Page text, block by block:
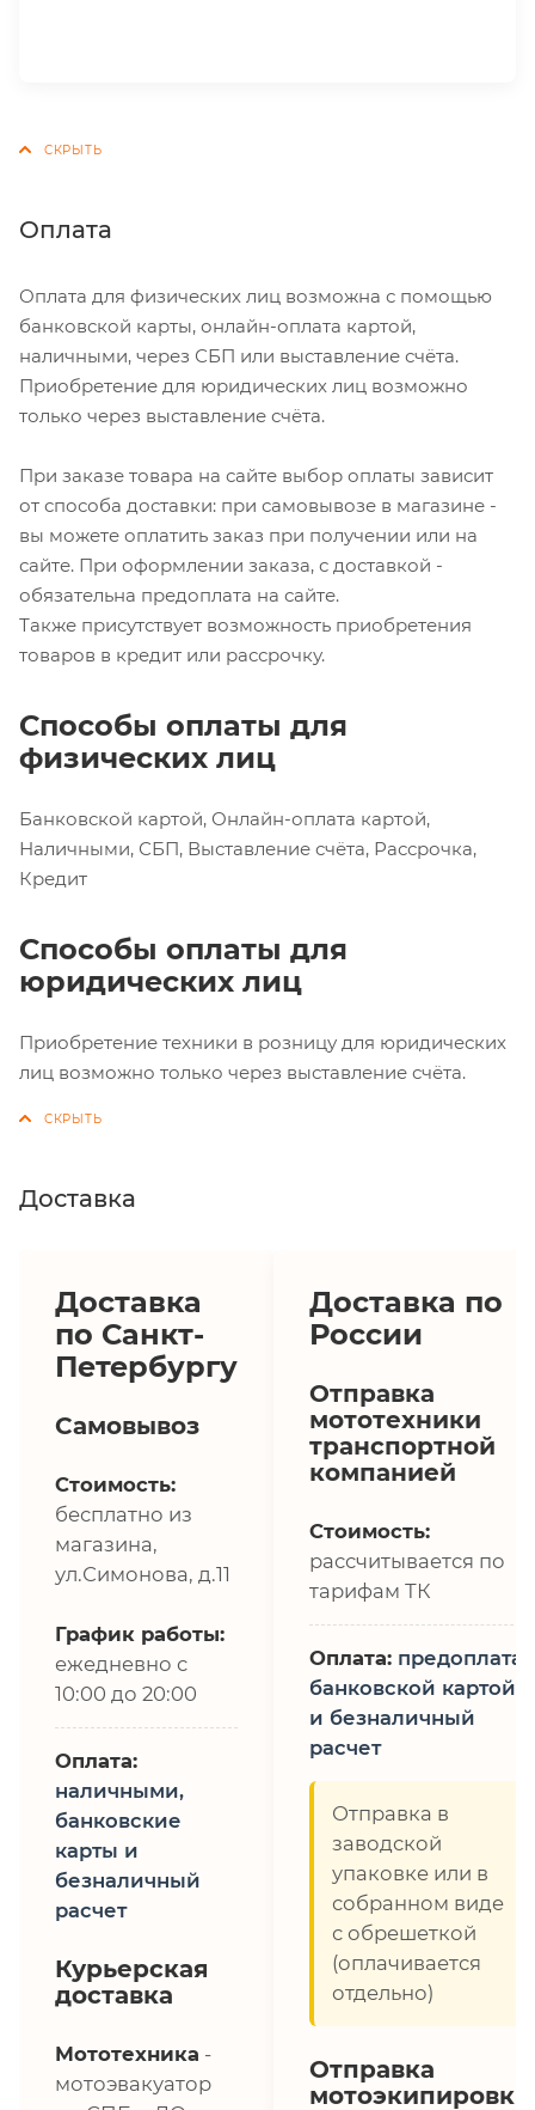
Оплата
Оплата для физических лиц возможна с помощью
банковской карты, онлайн-оплата картой,
наличными, через СБП или выставление счёта.
Приобретение для юридических лиц возможно
только через выставление счёта.
При заказе товара на сайте выбор оплаты зависит
от способа доставки: при самовывозе в магазине -
вы можете оплатить заказ при получении или на
сайте. При оформлении заказа, с доставкой -
обязательна предоплата на сайте.
Также присутствует возможность приобретения
товаров в кредит или рассрочку.
Способы оплаты для
физических лиц
Банковской картой, Онлайн-оплата картой,
Наличными, СБП, Выставление счёта, Рассрочка,
Кредит
Способы оплаты для
юридических лиц
Приобретение техники в розницу для юридических
лиц возможно только через выставление счёта.
Доставка
Доставка
по Санкт-
Петербургу
Самовывоз
Стоимость:
бесплатно из
магазина,
ул.Симонова, д.11
График работы:
ежедневно с
10:00 до 20:00
Оплата:
наличными,
банковские
карты и
безналичный
расчет
Курьерская
доставка
Мототехника -
мотоэвакуатор
Доставка по
России
Отправка
мототехники
транспортной
компанией
Стоимость:
рассчитывается по
тарифам ТК
Оплата: предоплата,
банковской картой
и безналичный
расчет
Отправка в
заводской
упаковке или в
собранном виде
с обрешеткой
(оплачивается
отдельно)
Отправка
мотоэкипировки